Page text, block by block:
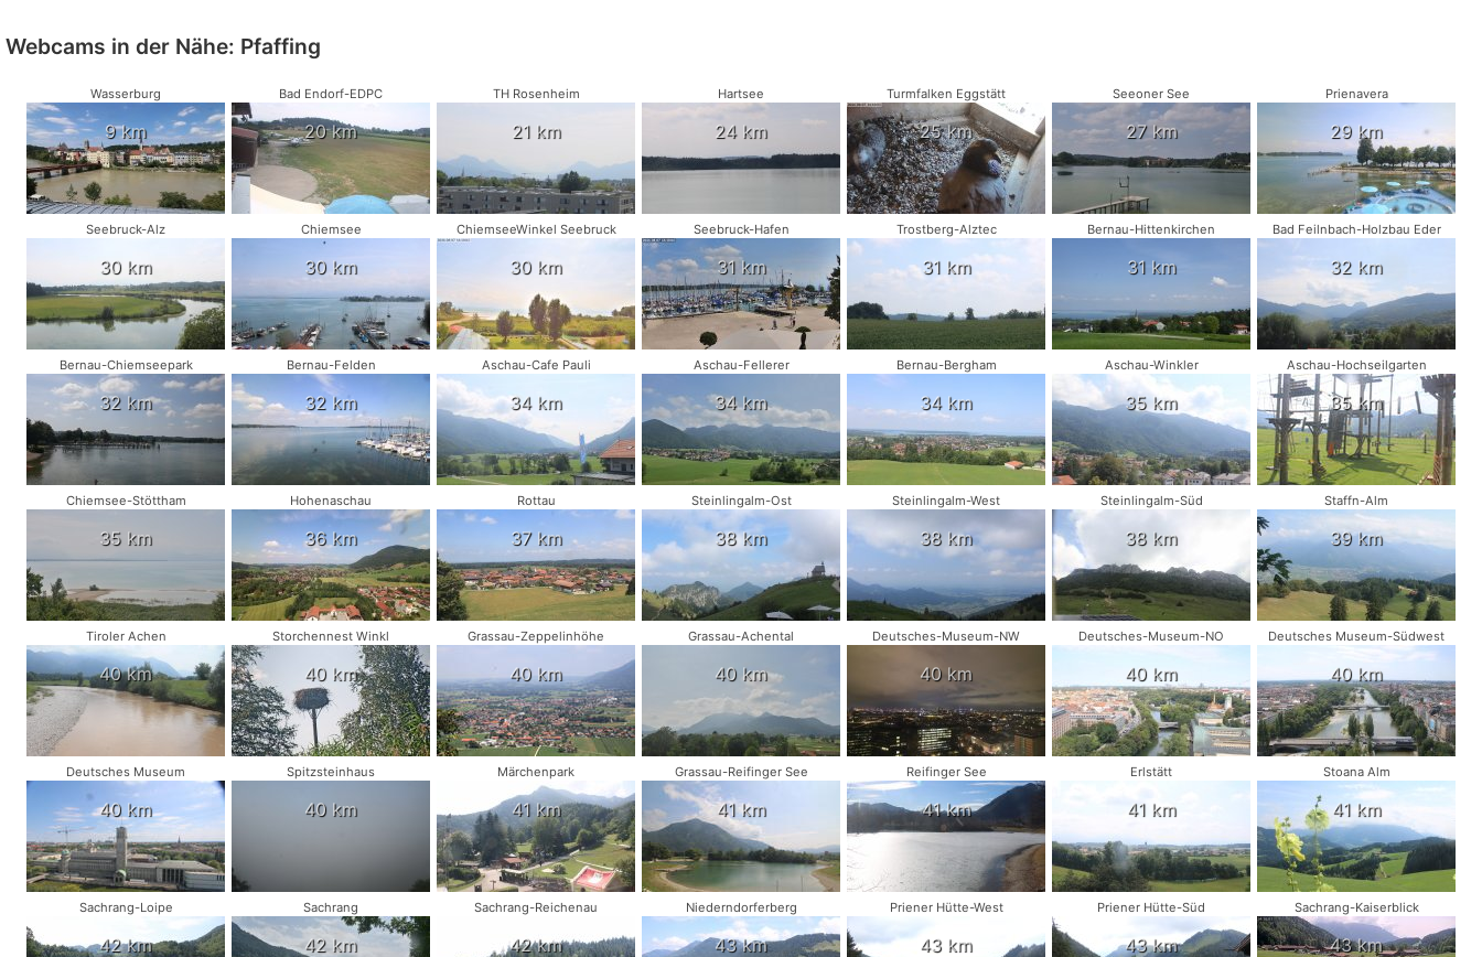
Webcams in der Nähe: Pfaffing
Wasserburg
9 km
Bad Endorf-EDPC
20 km
TH Rosenheim
21 km
Hartsee
24 km
Turmfalken Eggstätt
25 km
Seeoner See
27 km
Prienavera
29 km
Seebruck-Alz
30 km
Chiemsee
30 km
ChiemseeWinkel Seebruck
30 km
Seebruck-Hafen
31 km
Trostberg-Alztec
31 km
Bernau-Hittenkirchen
31 km
Bad Feilnbach-Holzbau Eder
32 km
Bernau-Chiemseepark
32 km
Bernau-Felden
32 km
Aschau-Cafe Pauli
34 km
Aschau-Fellerer
34 km
Bernau-Bergham
34 km
Aschau-Winkler
35 km
Aschau-Hochseilgarten
35 km
Chiemsee-Stöttham
35 km
Hohenaschau
36 km
Rottau
37 km
Steinlingalm-Ost
38 km
Steinlingalm-West
38 km
Steinlingalm-Süd
38 km
Staffn-Alm
39 km
Tiroler Achen
40 km
Storchennest Winkl
40 km
Grassau-Zeppelinhöhe
40 km
Grassau-Achental
40 km
Deutsches-Museum-NW
40 km
Deutsches-Museum-NO
40 km
Deutsches Museum-Südwest
40 km
Deutsches Museum
40 km
Spitzsteinhaus
40 km
Märchenpark
41 km
Grassau-Reifinger See
41 km
Reifinger See
41 km
Erlstätt
41 km
Stoana Alm
41 km
Sachrang-Loipe
42 km
Sachrang
42 km
Sachrang-Reichenau
42 km
Niederndorferberg
43 km
Priener Hütte-West
43 km
Priener Hütte-Süd
43 km
Sachrang-Kaiserblick
43 km